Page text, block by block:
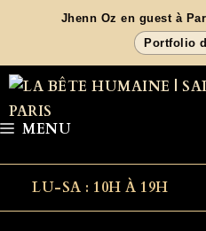
contenu
Jhenn Oz en guest à
Portfolio
MENU
LU-SA : 10H À 19H